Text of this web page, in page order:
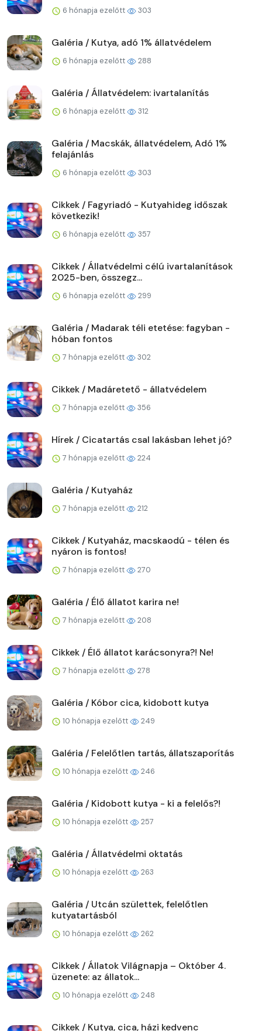
6 hónapja ezelőtt 303
Galéria / Kutya, adó 1% állatvédelem
6 hónapja ezelőtt 288
Galéria / Állatvédelem: ivartalanítás
6 hónapja ezelőtt 312
Galéria / Macskák, állatvédelem, Adó 1%
felajánlás
6 hónapja ezelőtt 303
Cikkek / Fagyriadó - Kutyahideg időszak
következik!
6 hónapja ezelőtt 357
Cikkek / Állatvédelmi célú ivartalanítások
2025-ben, összegz...
6 hónapja ezelőtt 299
Galéria / Madarak téli etetése: fagyban -
hóban fontos
7 hónapja ezelőtt 302
Cikkek / Madáretető - állatvédelem
7 hónapja ezelőtt 356
Hírek / Cicatartás csal lakásban lehet jó?
7 hónapja ezelőtt 224
Galéria / Kutyaház
7 hónapja ezelőtt 212
Cikkek / Kutyaház, macskaodú - télen és
nyáron is fontos!
7 hónapja ezelőtt 270
Galéria / Élő állatot karira ne!
7 hónapja ezelőtt 208
Cikkek / Élő állatot karácsonyra?! Ne!
7 hónapja ezelőtt 278
Galéria / Kóbor cica, kidobott kutya
10 hónapja ezelőtt 249
Galéria / Felelőtlen tartás, állatszaporítás
10 hónapja ezelőtt 246
Galéria / Kidobott kutya - ki a felelős?!
10 hónapja ezelőtt 257
Galéria / Állatvédelmi oktatás
10 hónapja ezelőtt 263
Galéria / Utcán születtek, felelőtlen
kutyatartásból
10 hónapja ezelőtt 262
Cikkek / Állatok Világnapja – Október 4.
üzenete: az állatok...
10 hónapja ezelőtt 248
Cikkek / Kutya, cica, házi kedvenc